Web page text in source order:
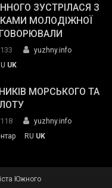
окупанти.
Маємо
діяти
команда
ЗУСТРІЛАСЯ З
МОЛОДІЖНОЇ
133
yuzhny.info
UK
МОРСЬКОГО ТА
118
yuzhny.info
on
RU UK
Южного